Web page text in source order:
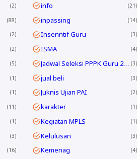
2 info 21
88 inpassing 14
2 Insenntif Guru 3
2 ISMA 4
5 Jadwal Seleksi PPPK Guru 2024 3
1 jual beli 3
1 Juknis Ujian PAI 2
11 karakter 1
1 Kegiatan MPLS 1
3 Kelulusan 3
16 Kemenag 4